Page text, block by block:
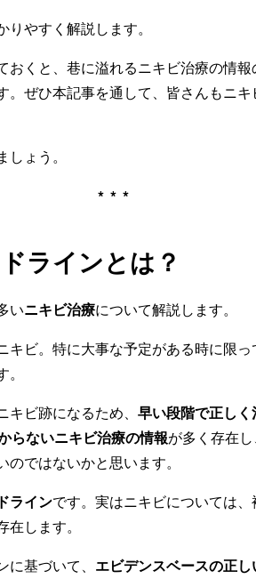
やすく解説します。
おくと、巷に溢れるニキビ治療の情報
。ぜひ本記事を通して、皆さんもニ
ょう。
***
ラインとは？
いニキビ治療について解説します。
キビ。特に大事な予定がある時に限
ビ跡になるため、 早い段階で正しく
らないニキビ治療の情報が多く存在し
ではないかと思います。
ラインです。実はニキビについては
します。
基づいて、 エビデンスベースの正